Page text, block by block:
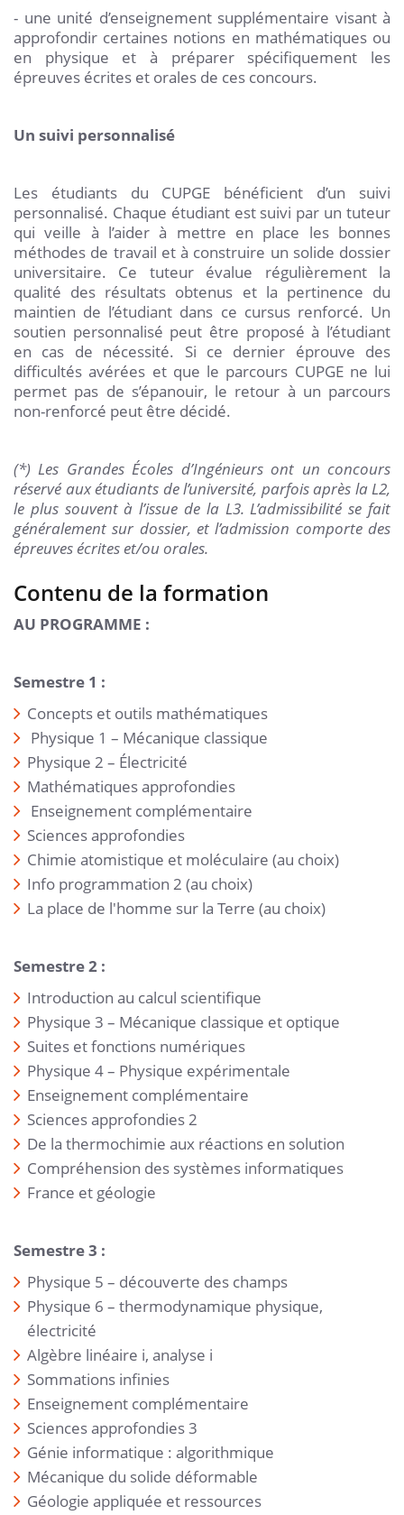
- une unité d’enseignement supplémentaire visant à
approfondir certaines notions en mathématiques ou
en physique et à préparer spécifiquement les
épreuves écrites et orales de ces concours.
Un suivi personnalisé
Les étudiants du CUPGE bénéficient d’un suivi
personnalisé. Chaque étudiant est suivi par un tuteur
qui veille à l’aider à mettre en place les bonnes
méthodes de travail et à construire un solide dossier
universitaire. Ce tuteur évalue régulièrement la
qualité des résultats obtenus et la pertinence du
maintien de l’étudiant dans ce cursus renforcé. Un
soutien personnalisé peut être proposé à l’étudiant
en cas de nécessité. Si ce dernier éprouve des
difficultés avérées et que le parcours CUPGE ne lui
permet pas de s’épanouir, le retour à un parcours
non-renforcé peut être décidé.
(*) Les Grandes Écoles d’Ingénieurs ont un concours
réservé aux étudiants de l’université, parfois après la L2,
le plus souvent à l’issue de la L3. L’admissibilité se fait
généralement sur dossier, et l’admission comporte des
épreuves écrites et/ou orales.
Contenu de la formation
AU PROGRAMME :
Semestre 1 :
Concepts et outils mathématiques
Physique 1 – Mécanique classique
Physique 2 – Électricité
Mathématiques approfondies
Enseignement complémentaire
Sciences approfondies
Chimie atomistique et moléculaire (au choix)
Info programmation 2 (au choix)
La place de l'homme sur la Terre (au choix)
Semestre 2 :
Introduction au calcul scientifique
Physique 3 – Mécanique classique et optique
Suites et fonctions numériques
Physique 4 – Physique expérimentale
Enseignement complémentaire
Sciences approfondies 2
De la thermochimie aux réactions en solution
Compréhension des systèmes informatiques
France et géologie
Semestre 3 :
Physique 5 – découverte des champs
Physique 6 – thermodynamique physique,
électricité
Algèbre linéaire i, analyse i
Sommations infinies
Enseignement complémentaire
Sciences approfondies 3
Génie informatique : algorithmique
Mécanique du solide déformable
Géologie appliquée et ressources